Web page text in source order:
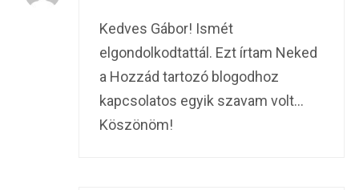
Kedves Gábor! Ismét
elgondolkodtattál. Ezt írtam Neked
a Hozzád tartozó blogodhoz
kapcsolatos egyik szavam volt…
Köszönöm!